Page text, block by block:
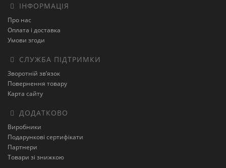
ІНФОРМАЦІЯ
Про нас
Оплата і доставка
Умови згоди
СЛУЖБА ПІДТРИМКИ
Зворотній зв’язок
Повернення товару
Карта сайту
ДОДАТКОВО
Виробники
Подарункові сертифікати
Партнери
Товари зі знижкою